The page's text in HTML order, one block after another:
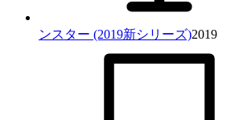
ンスター (2019新シリーズ)2019